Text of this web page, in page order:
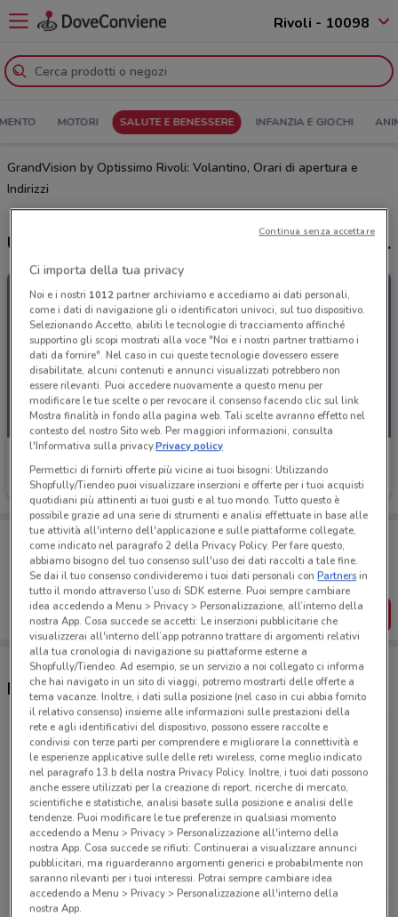
Rivoli - 10098
MOTORI SALUTE E BENESSERE INFANZIA E GIOCHI
GrandVision by Optissimo Rivoli: Volantino, Orari di apertura e
Indirizzi
Ultime offerte del volantino GrandVision by Optissimo
GrandVision by Optissimo
Scade il 31/12 7.7 km
Porta DoveConviene sempre con te!
Puoi trovare le migliori offerte dei negozi vicino a te,
salvarle e creare la tua lista del risparmio, comodamente
dal tuo cellulare.
SCARICA L’APP
Negozi GrandVision by Optissimo a Rivoli
Strada Torino, 34/36 Beinasco
7.7 km
CHIUSO
Via Battitore, 100 Ciriè
19 km
CHIUSO
Tutti i negozi GrandVision by Optissimo
Ci importa della tua privacy
Noi e i nostri 1012partner archiviamo e accediamo ai dati personali,
come i dati di navigazione gli o identificatori univoci, sul tuo dispositivo.
Selezionando Accetto, abiliti le tecnologie di tracciamento affinché
supportino gli scopi mostrati alla voce "Noi e i nostri partner trattiamo i
dati da fornire". Nel caso in cui queste tecnologie dovessero essere
disabilitate, alcuni contenuti e annunci visualizzati potrebbero non
essere rilevanti. Puoi accedere nuovamente a questo menu per
modificare le tue scelte o per revocare il consenso facendo clic sul link
Mostra finalità in fondo alla pagina web. Tali scelte avranno effetto nel
contesto del nostro Sito web. Per maggiori informazioni, consulta
l'Informativa sulla privacy.Privacy policy
Permettici di fornirti offerte più vicine ai tuoi bisogni: Utilizzando
Shopfully/Tiendeo puoi visualizzare inserzioni e offerte per i tuoi acquisti
quotidiani più attinenti ai tuoi gusti e al tuo mondo. Tutto questo è
possibile grazie ad una serie di strumenti e analisi effettuate in base alle
tue attività all'interno dell'applicazione e sulle piattaforme collegate,
come indicato nel paragrafo 2 della Privacy Policy. Per fare questo,
abbiamo bisogno del tuo consenso sull'uso dei dati raccolti a tale fine.
Se dai il tuo consenso condivideremo i tuoi dati personali conPartnersin
tutto il mondo attraverso l’uso di SDK esterne. Puoi sempre cambiare
idea accedendo a Menu > Privacy > Personalizzazione, all’interno della
nostra App. Cosa succede se accetti: Le inserzioni pubblicitarie che
visualizzerai all'interno dell’app potranno trattare di argomenti relativi
alla tua cronologia di navigazione su piattaforme esterne a
Shopfully/Tiendeo. Ad esempio, se un servizio a noi collegato ci informa
che hai navigato in un sito di viaggi, potremo mostrarti delle offerte a
tema vacanze. Inoltre, i dati sulla posizione (nel caso in cui abbia fornito
il relativo consenso) insieme alle informazioni sulle prestazioni della
rete e agli identificativi del dispositivo, possono essere raccolte e
condivisi con terze parti per comprendere e migliorare la connettività e
le esperienze applicative sulle delle reti wireless, come meglio indicato
nel paragrafo 13.b della nostra Privacy Policy. Inoltre, i tuoi dati possono
anche essere utilizzati per la creazione di report, ricerche di mercato,
scientifiche e statistiche, analisi basate sulla posizione e analisi delle
tendenze. Puoi modificare le tue preferenze in qualsiasi momento
accedendo a Menu > Privacy > Personalizzazione all'interno della
nostra App. Cosa succede se rifiuti: Continuerai a visualizzare annunci
pubblicitari, ma riguarderanno argomenti generici e probabilmente non
saranno rilevanti per i tuoi interessi. Potrai sempre cambiare idea
accedendo a Menu > Privacy > Personalizzazione all'interno della
nostra App.
Continua senza accettare